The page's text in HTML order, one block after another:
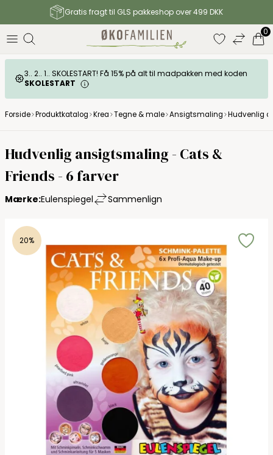
Gratis fragt til GLS pakkeshop over 499 DKK
0
3.. 2.. 1.. SKOLESTART! Få 15% på alt til madpakken med koden
SKOLESTART
Forside Produktkatalog Krea Tegne & male Ansigtsmaling Hudvenlig
Eulenspiegel
Hudvenlig ansigtsmaling - Cats &
Friends - 6 farver
Mærke:Eulenspiegel Sammenlign
20%